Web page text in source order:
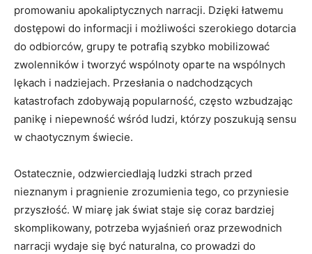
promowaniu ⁢apokaliptycznych narracji. Dzięki łatwemu
dostępowi‌ do informacji i możliwości szerokiego dotarcia
do odbiorców, grupy te potrafią szybko mobilizować
zwolenników​ i⁣ tworzyć wspólnoty oparte na⁤ wspólnych‍
lękach i ‌nadziejach. Przesłania o nadchodzących
katastrofach zdobywają ‍popularność, często wzbudzając
panikę‍ i niepewność ​wśród ⁣ludzi, którzy poszukują sensu
w chaotycznym‍ świecie.
Ostatecznie, odzwierciedlają ludzki strach⁢ przed
nieznanym ‌i​ pragnienie zrozumienia tego, co przyniesie
przyszłość.⁤ W miarę jak świat staje‍ się coraz bardziej ​
skomplikowany, potrzeba wyjaśnień oraz⁤ przewodnich
narracji wydaje się być naturalna, co prowadzi do